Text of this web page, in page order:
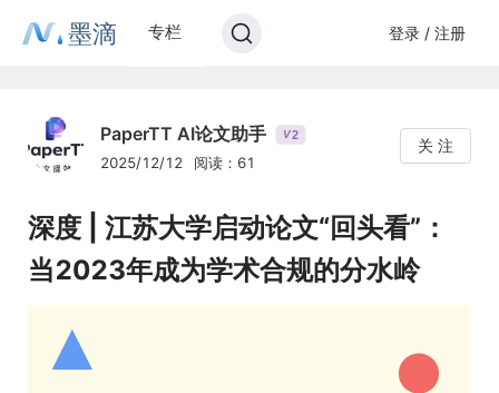
墨滴 专栏 登录 / 注册
PaperTT AI论文助手 V2
2025/12/12 阅读：61
关 注
深度 | 江苏大学启动论文“回头看”：
当2023年成为学术合规的分水岭